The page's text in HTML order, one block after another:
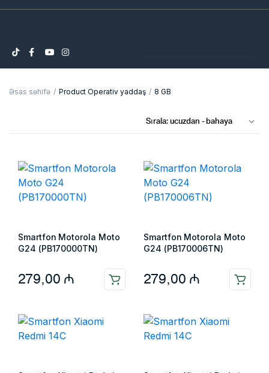
Əsas səhifə Product Operativ yaddaş 8 GB
Smartfon Motorola Moto
G24 (PB170000TN)
279,00 ₼
Smartfon Motorola Moto
G24 (PB170006TN)
279,00 ₼